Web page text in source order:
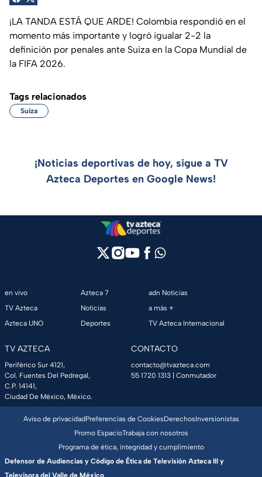
¡LA TANDA ESTÁ QUE ARDE! Colombia respondió en el
momento más importante y logró igualar 2-2 la
definición por penales ante Suiza en la Copa Mundial de
la FIFA 2026.
Tags relacionados
Suiza
¡Noticias deportivas de hoy, sigue a TV
Azteca Deportes en Google News!
en vivo
TV Azteca
Azteca UNO
Azteca 7
Noticias
Deportes
adn Noticias
a más +
TV Azteca Internacional
TV AZTECA
Periférico Sur 4121,
Col. Fuentes Del Pedregal,
C.P. 14141,
Ciudad De México, México.
CONTACTO
contacto@tvazteca.com
55 1720 1313 | Conmutador
Aviso de privacidadPreferencias de CookiesDerechosInversionistas
Promo EspacioTrabaja con nosotros
Programa de ética, integridad y cumplimiento
Defensor de Audiencias y Código de Ética de Televisión Azteca III y